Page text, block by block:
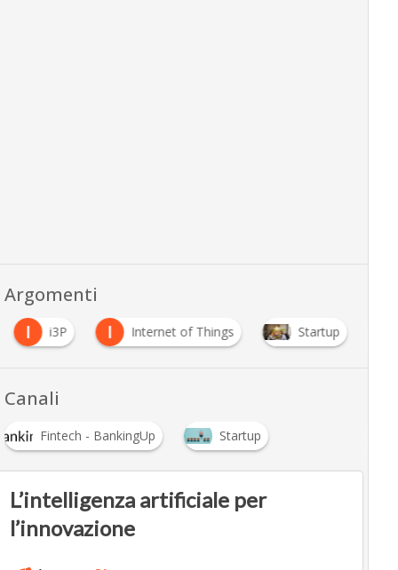
Argomenti
I i3P I Internet of Things Startup
Canali
Fintech - BankingUp Startup
L’intelligenza artificiale per
l’innovazione